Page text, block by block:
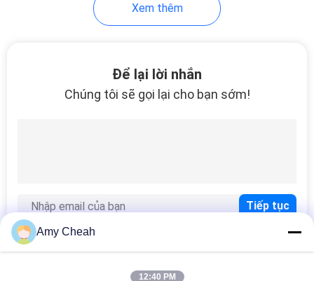
Phân tích phát hiện
không dây
Xem thêm
Để lại lời nhắn
Chúng tôi sẽ gọi lại cho bạn sớm!
Amy Cheah
12:40 PM